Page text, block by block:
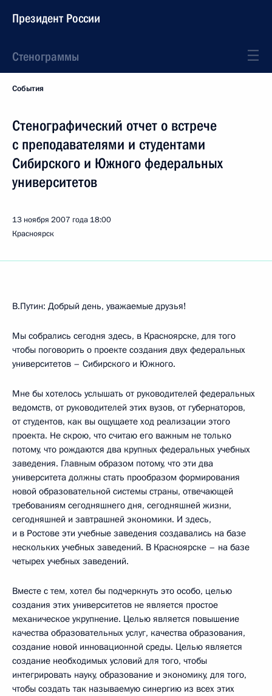
Президент России
Стенограммы
События
Стенографический отчет о встрече
с преподавателями и студентами
Сибирского и Южного федеральных
университетов
13 ноября 2007 года 18:00
Красноярск
В.Путин: Добрый день, уважаемые друзья!
Мы собрались сегодня здесь, в Красноярске, для того
чтобы поговорить о проекте создания двух федеральных
университетов – Сибирского и Южного.
Мне бы хотелось услышать от руководителей федеральных
ведомств, от руководителей этих вузов, от губернаторов,
от студентов, как вы ощущаете ход реализации этого
проекта. Не скрою, что считаю его важным не только
потому, что рождаются два крупных федеральных учебных
заведения. Главным образом потому, что эти два
университета должны стать прообразом формирования
новой образовательной системы страны, отвечающей
требованиям сегодняшнего дня, сегодняшней жизни,
сегодняшней и завтрашней экономики. И здесь,
и в Ростове эти учебные заведения создавались на базе
нескольких учебных заведений. В Красноярске – на базе
четырех учебных заведений.
Вместе с тем, хотел бы подчеркнуть это особо, целью
создания этих университетов не является простое
механическое укрупнение. Целью является повышение
качества образовательных услуг, качества образования,
создание новой инновационной среды. Целью является
создание необходимых условий для того, чтобы
интегрировать науку, образование и экономику, для того,
чтобы создать так называемую синергию из всех этих